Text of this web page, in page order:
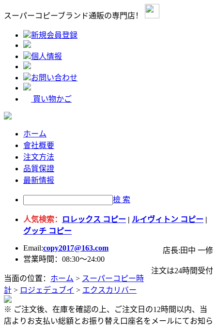
スーパーコピーブランド通販の専門店！
新規会員登録
個人情报
お問い合わせ
買い物かご
ホーム
會社概要
注文方法
品質保證
最新情报
檢 索
人気検索： ロレックス コピー | ルイヴィトン コピー |
グッチ コピー
Email:copy2017@163.com
店長:田中 一修
営業時間：08:30～24:00
注文は24時間受付
当面の位置： ホーム > スーパーコピー時
計 > ロジェデュブイ > エクスカリバー
※ ご注文後、在庫を確認の上、ご注文日の12時間以内、当
店よりお支払い総額とお振り替え口座名をメールにてお知ら